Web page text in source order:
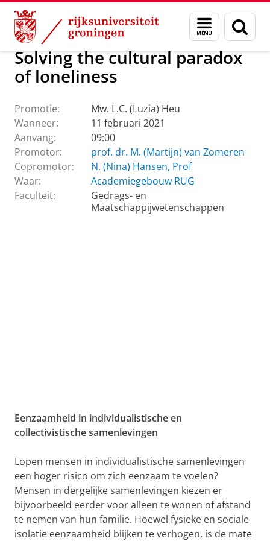
Skip
Content
Skip
Navigation
Menu
en
zoeken
Over ons Actueel Evenementen Promoties
Solving the cultural paradox
of loneliness
Promotie:
Mw. L.C. (Luzia) Heu
Wanneer:
11 februari 2021
Aanvang:
09:00
Promotor:
prof. dr. M. (Martijn) van Zomeren
Copromotor:
N. (Nina) Hansen, Prof
Waar:
Academiegebouw RUG
Faculteit:
Gedrags- en
Maatschappijwetenschappen
Eenzaamheid in individualistische en
collectivistische samenlevingen
Lopen mensen in individualistische samenlevingen
een hoger risico om zich eenzaam te voelen?
Mensen in dergelijke samenlevingen kiezen er
bijvoorbeeld eerder voor alleen te wonen of afstand
te nemen van hun familie. Hoewel fysieke en sociale
isolatie eenzaamheid blijken te verhogen, is de mate